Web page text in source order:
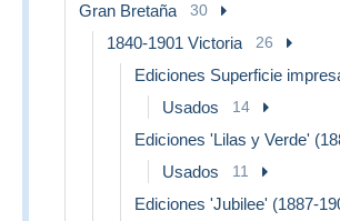
Gran Bretaña 30
1840-1901 Victoria 26
Usados 14
Usados 11
Ediciones 'Jubilee' (1887-